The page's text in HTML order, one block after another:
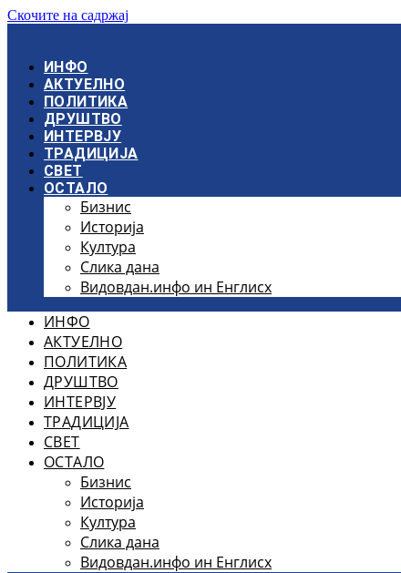
Скочите на садржај
ИНФО
АКТУЕЛНО
ПОЛИТИКА
ДРУШТВО
ИНТЕРВЈУ
ТРАДИЦИЈА
СВЕТ
ОСТАЛО
Бизнис
Историја
Култура
Слика дана
Видовдан.инфо ин Енглисх
ИНФО
АКТУЕЛНО
ПОЛИТИКА
ДРУШТВО
ИНТЕРВЈУ
ТРАДИЦИЈА
СВЕТ
ОСТАЛО
Бизнис
Историја
Култура
Слика дана
Видовдан.инфо ин Енглисх